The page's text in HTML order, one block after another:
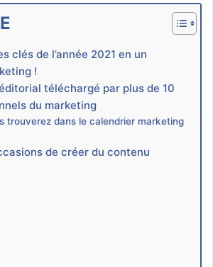
clés de l’année 2021 en un
!
téléchargé par plus de 10
du marketing
trouverez dans le calendrier marketing
de créer du contenu